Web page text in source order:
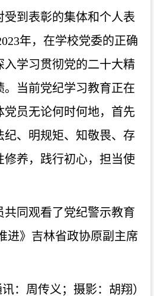
受到表彰的集体和个人表
年，在学校党委的正确
入学习贯彻党的二十大精
当前党纪学习教育正在
员无论何时何地，首先
纪、明规矩、知敬畏、存
修养，践行初心，担当使
共同观看了党纪警示教育
进》吉林省政协原副主席
讯：周传义；摄影：胡翔）